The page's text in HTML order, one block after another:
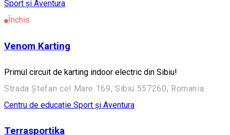
Sport și Aventura
Închis
Venom Karting
Primul circuit de karting indoor electric din Sibiu!
Strada Ștefan cel Mare 169, Sibiu 557260, Romania
Centru de educație Sport și Aventura
Terrasportika